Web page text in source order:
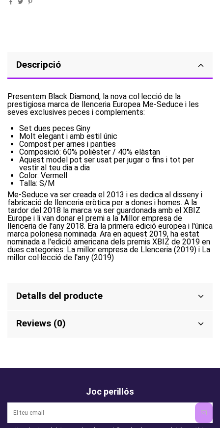
Descripció
Presentem Black Diamond, la nova col·lecció de la
prestigiosa marca de llenceria Europea Me-Seduce i les
seves exclusives peces i complements:
Set dues peces Giny
Molt elegant i amb estil únic
Compost per arnes i panties
Composició: 60% polièster / 40% elàstan
Aquest model pot ser usat per jugar o fins i tot per
vestir al teu dia a dia
Color: Vermell
Talla: S/M
Me-Seduce va ser creada el 2013 i es dedica al disseny i
fabricació de llenceria eròtica per a dones i homes. A la
tardor del 2018 la marca va ser guardonada amb el XBIZ
Europe i li van donar el premi a la Millor empresa de
llenceria de l'any 2018. Era la primera edició europea i l'única
marca polonesa nominada. Ara en aquest 2019, ha estat
nominada a l'edició americana dels premis XBIZ de 2019 en
dues categories: La millor empresa de Llenceria (2019) i La
millor col·lecció de l'any (2019)
Detalls del producte
Reviews (0)
Joc perillós